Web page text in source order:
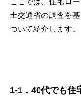
ここでは、住宅ロ
土交通省の調査を
ついて紹介します。
1-1．40代でも住